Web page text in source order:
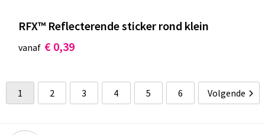
RFX™ Reflecterende sticker rond klein
vanaf € 0,39
1 2 3 4 5 6 Volgende